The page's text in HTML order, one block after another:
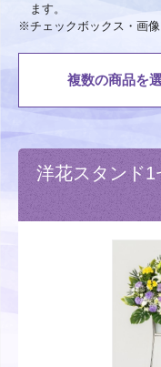
ます。
※チェックボックス・画
複数の商品を
洋花スタンド1